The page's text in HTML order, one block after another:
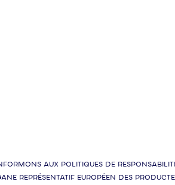
aux politiques de
représentatif européen des